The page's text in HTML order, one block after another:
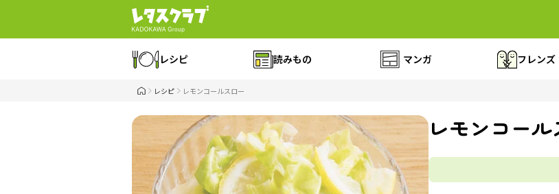
レシピ 読みもの マンガ フレンズ
レシピ レモンコールスロー
レモンコール